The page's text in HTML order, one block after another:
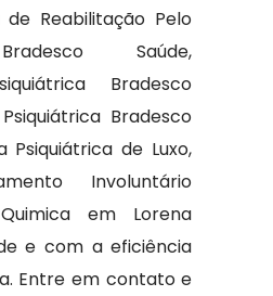
de Reabilitação Pelo
Saúde,
Bradesco
Bradesco
Psiquiátrica de Luxo,
Involuntário
em Lorena
e com a eficiência
Entre em contato e